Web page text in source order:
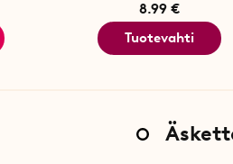
8.99 €
Tuotevahti